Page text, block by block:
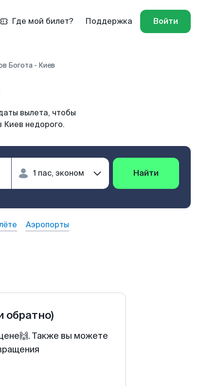
Где мой билет? Поддержка Войти
Богота - Киев
вылета, чтобы
Киев недорого.
Найти
Аэропорты
обратно)
Также вы можете